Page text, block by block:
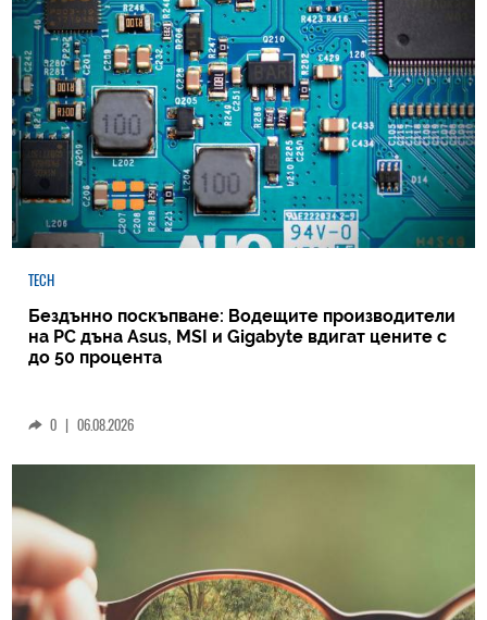
TECH
Бездънно поскъпване: Водещите производители
на РС дъна Asus, MSI и Gigabyte вдигат цените с
до 50 процента
0 | 06.08.2026